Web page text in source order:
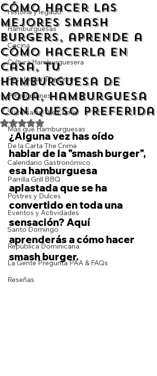
Historia y legado
Hamburguesas
Cocina
Cultura Hamburguesera
Recetas by The Crime
Promociones
Sucursales The Crime
Más que Hamburguesas
De la Carta The Crime
Calendario Gastronómico
Parrilla Grill BBQ
Postres y Dulces
Eventos y Actividades
Santo Domingo
República Dominicana
La Gente Pregunta PAA & FAQs
Reseñas
Cómo hacer las
mejores Smash
Burgers, aprende a
cómo hacerla en
casa, tu
hamburguesa de
moda, hamburguesa
con queso preferida
Obtuvo NaN de 5 estrellas.
¿Alguna vez has oído
hablar de la "smash burger",
esa hamburguesa
aplastada que se ha
convertido en toda una
sensación? Aquí
aprenderás a cómo hacer
smash burger.